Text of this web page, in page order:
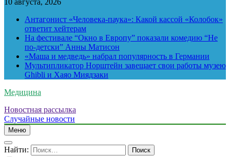
10 августа, 2026
Антагонист «Человека-паука»: Какой кассой «Колобок»
ответит хейтерам
На фестивале “Окно в Европу” показали комедию “Не
по-детски” Анны Матисон
«Маша и медведь» набрал популярность в Германии
Мультипликатор Норштейн завещает свои работы музею
Ghibli и Хаяо Миядзаки
Медицина
Новостная рассылка
Случайные новости
Меню
Найти: